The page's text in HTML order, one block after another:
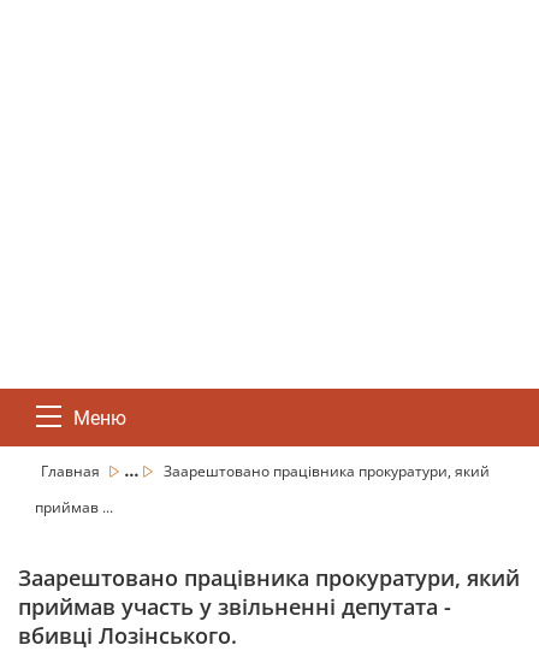
Меню
Главная ...
Заарештовано працівника прокуратури, який
приймав ...
Заарештовано працівника прокуратури, який
приймав участь у звільненні депутата -
вбивці Лозінського.